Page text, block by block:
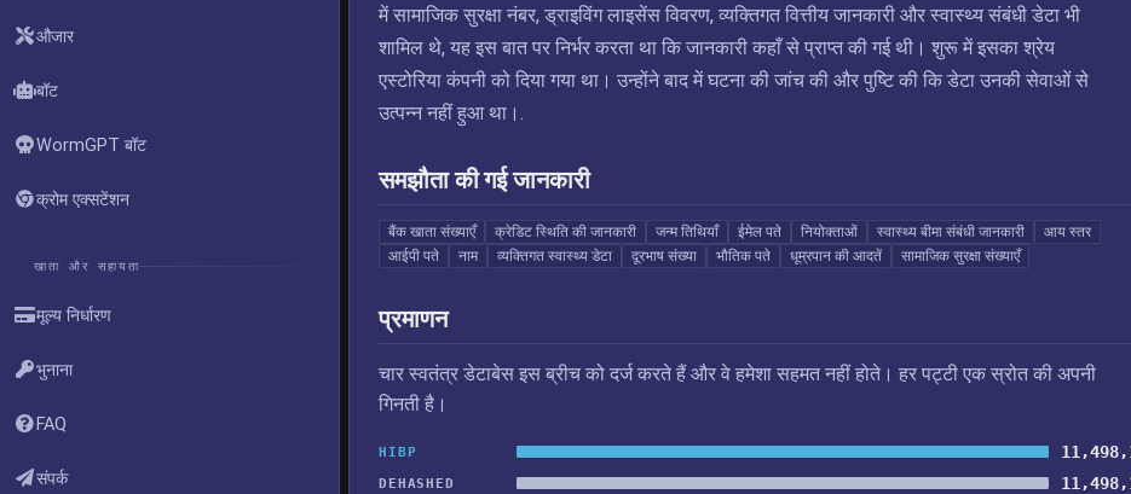
औजार
बॉट
WormGPT बॉट
क्रोम एक्सटेंशन
खाता और सहायता
मूल्य निर्धारण
भुनाना
FAQ
संपर्क
में सामाजिक सुरक्षा नंबर, ड्राइविंग लाइसेंस विवरण, व्यक्तिगत वित्तीय जानकारी और स्वास्थ्य संबंधी डेटा भी
शामिल थे, यह इस बात पर निर्भर करता था कि जानकारी कहाँ से प्राप्त की गई थी। शुरू में इसका श्रेय
एस्टोरिया कंपनी को दिया गया था। उन्होंने बाद में घटना की जांच की और पुष्टि की कि डेटा उनकी सेवाओं से
उत्पन्न नहीं हुआ था।.
समझौता की गई जानकारी
बैंक खाता संख्याएँ क्रेडिट स्थिति की जानकारी जन्म तिथियाँ ईमेल पते नियोक्ताओं स्वास्थ्य बीमा संबंधी जानकारी
आय स्तर
आईपी पते
नाम व्यक्तिगत स्वास्थ्य डेटा दूरभाष संख्या भौतिक पते धूम्रपान की आदतें सामाजिक सुरक्षा संख्याएँ
प्रमाणन
चार स्वतंत्र डेटाबेस इस ब्रीच को दर्ज करते हैं और वे हमेशा सहमत नहीं होते। हर पट्टी एक स्रोत की अपनी
गिनती है।
HIBP
DEHASHED